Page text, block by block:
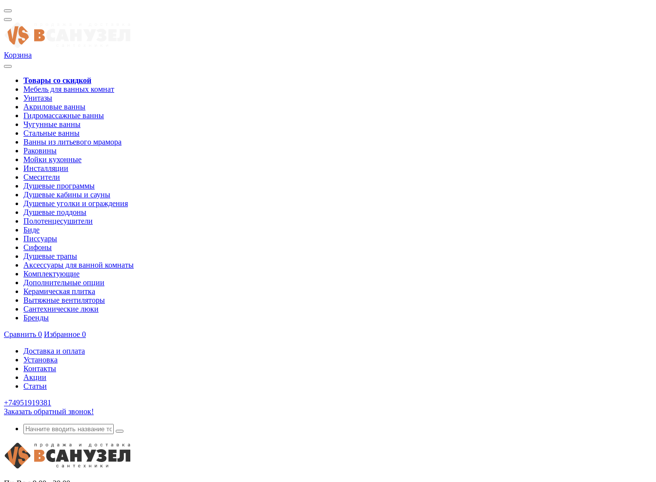
Корзина
Товары со скидкой
Мебель для ванных комнат
Унитазы
Акриловые ванны
Гидромассажные ванны
Чугунные ванны
Стальные ванны
Ванны из литьевого мрамора
Раковины
Мойки кухонные
Инсталляции
Смесители
Душевые программы
Душевые кабины и сауны
Душевые уголки и ограждения
Душевые поддоны
Полотенцесушители
Биде
Писсуары
Сифоны
Душевые трапы
Аксессуары для ванной комнаты
Комплектующие
Дополнительные опции
Керамическая плитка
Вытяжные вентиляторы
Сантехнические люки
Бренды
Сравнить 0 Избранное 0
Доставка и оплата
Установка
Контакты
Акции
Статьи
+74951919381
Заказать обратный звонок!